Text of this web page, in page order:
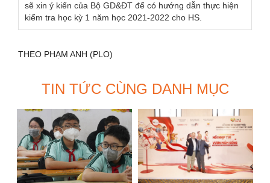
sẽ xin ý kiến của Bộ GD&ĐT để có hướng dẫn thực hiện
kiểm tra học kỳ 1 năm học 2021-2022 cho HS.
THEO PHẠM ANH (PLO)
TIN TỨC CÙNG DANH MỤC